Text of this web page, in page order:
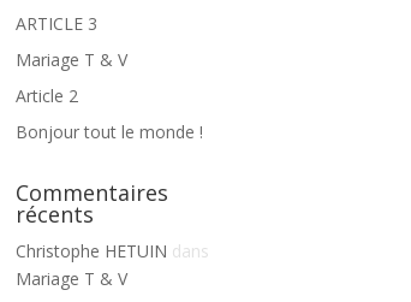
ARTICLE 3
Mariage T & V
Article 2
Bonjour tout le monde !
Commentaires
récents
Christophe HETUIN dans
Mariage T & V